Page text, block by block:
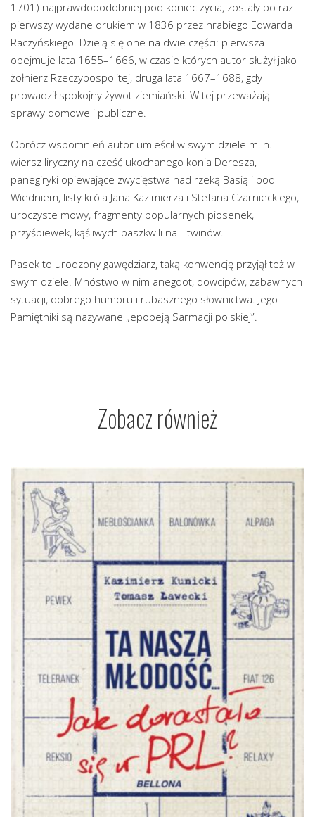
1701) najprawdopodobniej pod koniec życia, zostały po raz
pierwszy wydane drukiem w 1836 przez hrabiego Edwarda
Raczyńskiego. Dzielą się one na dwie części: pierwsza
obejmuje lata 1655–1666, w czasie których autor służył jako
żołnierz Rzeczypospolitej, druga lata 1667–1688, gdy
prowadził spokojny żywot ziemiański. W tej przeważają
sprawy domowe i publiczne.
Oprócz wspomnień autor umieścił w swym dziele m.in.
wiersz liryczny na cześć ukochanego konia Deresza,
panegiryki opiewające zwycięstwa nad rzeką Basią i pod
Wiedniem, listy króla Jana Kazimierza i Stefana Czarnieckiego,
uroczyste mowy, fragmenty popularnych piosenek,
przyśpiewek, kąśliwych paszkwili na Litwinów.
Pasek to urodzony gawędziarz, taką konwencję przyjął też w
swym dziele. Mnóstwo w nim anegdot, dowcipów, zabawnych
sytuacji, dobrego humoru i rubasznego słownictwa. Jego
Pamiętniki są nazywane „epopeją Sarmacji polskiej”.
Zobacz również